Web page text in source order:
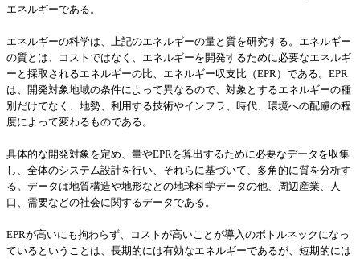
エネルギーである。
エネルギーの科学は、上記のエネルギーの量と質を研究する。エネルギー
の質とは、コストではなく、エネルギーを開発するために必要なエネルギ
ーと採取されるエネルギーの比、エネルギー収支比（EPR ）である。 EPR
は、開発対象地域の条件によって異なるので、対象とするエネルギーの種
別だけでなく、地勢、利用する技術やインフラ、時代、環境への配慮の程
度によって変わるものである。
具体的な開発対象を定め、量やEPRを算出するために必要なデータを収集
し、全体のシステム設計を行い、それらに基づいて、多角的に質を分析す
る。データは地質構造や地形などの地球科学データの他、周辺産業、人
口、需要などの社会に関するデータである。
EPRが高いにも拘わらず、コストが高いことが導入のボトルネックになっ
ているということは、長期的には有効なエネルギーであるが、短期的には